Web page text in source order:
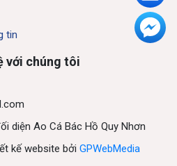
tin
với chúng tôi
diện Ao Cá Bác Hồ Quy Nhơn
kế website bởi GPWebMedia